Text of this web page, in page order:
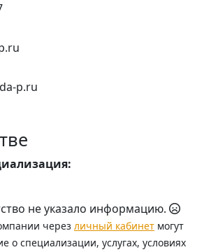
p.ru
не указало информацию.
через личный кабинет могут
о специализации, услугах, условиях